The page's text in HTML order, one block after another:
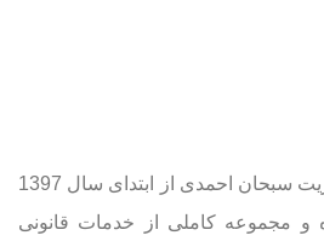
مجموعه 021Gem با مدیریت سبحان احمدی از ابتدای سال 1397
و مجموعه کاملی از خدمات قانونی